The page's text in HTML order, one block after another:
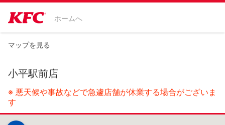
ホームへ
マップを見る
小平駅前店
※ 悪天候や事故などで急遽店舗が休業する場合がございま
す